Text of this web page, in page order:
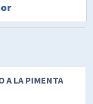
A LA PIMENTA